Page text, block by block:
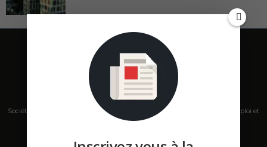
Société de presse, plateforme de mise en relation sur les marchés B2B, emploi et
salons s'adressant aux professionnels de la construction Hors Site.